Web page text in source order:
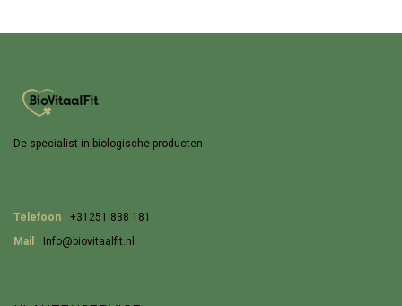
De specialist in biologische producten
Telefoon
+31251 838 181
Mail
Info@biovitaalfit.nl